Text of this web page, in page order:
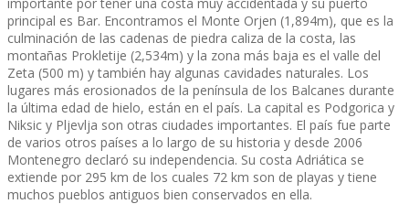
principal es Bar. Encontramos el Monte Orjen (1,894m), que es la
culminación de las cadenas de piedra caliza de la costa, las
montañas Prokletije (2,534m) y la zona más baja es el valle del
Zeta (500 m) y también hay algunas cavidades naturales. Los
lugares más erosionados de la península de los Balcanes durante
la última edad de hielo, están en el país. La capital es Podgorica y
Niksic y Pljevlja son otras ciudades importantes. El país fue parte
de varios otros países a lo largo de su historia y desde 2006
Montenegro declaró su independencia. Su costa Adriática se
extiende por 295 km de los cuales 72 km son de playas y tiene
muchos pueblos antiguos bien conservados en ella.